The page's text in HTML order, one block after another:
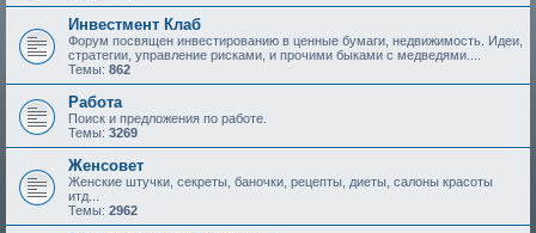
Инвестмент Клаб
Форум посвящен инвестированию в ценные бумаги, недвижимость. Идеи,
стратегии, управление рисками, и прочими быками с медведями....
Темы: 862
Работа
Поиск и предложения по работе.
Темы: 3269
Женсовет
Женские штучки, секреты, баночки, рецепты, диеты, салоны красоты
итд...
Темы: 2962